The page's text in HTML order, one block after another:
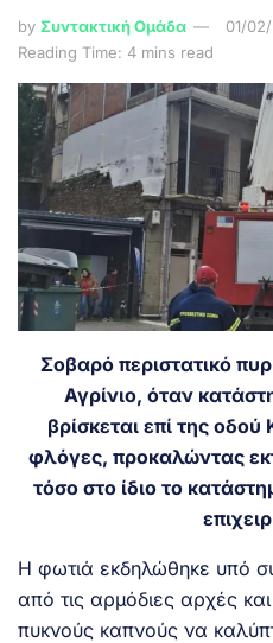
by Συντακτική Ομάδα
01/
Reading Time: 4 mins read
Σοβαρόπεριστατικό
Αγρίνιο, όταν
βρίσκεται επί της
φλόγες, προκαλώντας
τόσο στο ίδιο το
Η φωτιά εκδηλώθηκε υπό
από τις αρμόδιες αρχές
πυκνούς καπνούς να